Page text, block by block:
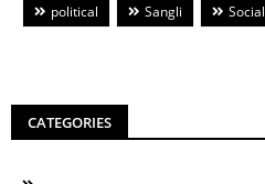
political
Sangli Social
CATEGORIES